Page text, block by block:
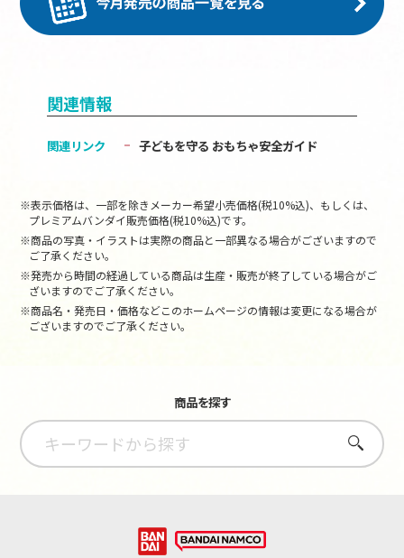
関連情報
関連リンク 子どもを守る おもちゃ安全ガイド
※表示価格は、一部を除きメーカー希望小売価格(税10%込)、もしくは、
プレミアムバンダイ販売価格(税10%込)です。
※商品の写真・イラストは実際の商品と一部異なる場合がございますので
ご了承ください。
※発売から時間の経過している商品は生産・販売が終了している場合がご
ざいますのでご了承ください。
※商品名・発売日・価格などこのホームページの情報は変更になる場合が
ございますのでご了承ください。
商品を探す
さがす